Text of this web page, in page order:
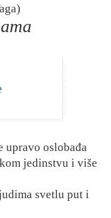
upravo oslobađa
jedinstvu i više
svetlu put i